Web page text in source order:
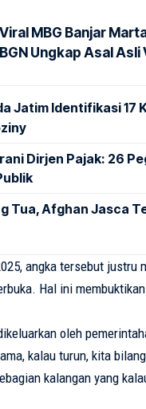
Viral MBG Banjar
BGN Ungkap Asal Asli
Jatim Identifikasi
Dirjen Pajak: 26
Tua, Afghan Jasca
angka tersebut justru
Hal ini
oleh
kalau turun, kita
kalangan yang